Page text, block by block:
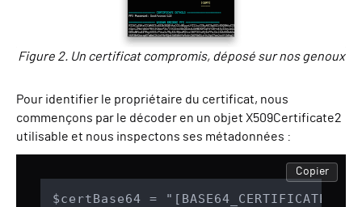
Figure 2. Un certificat compromis, déposé sur nos genoux
Pour identifier le propriétaire du certificat, nous
commençons par le décoder en un objet X509Certificate2
utilisable et nous inspectons ses métadonnées :
Copier
$certBase64 =